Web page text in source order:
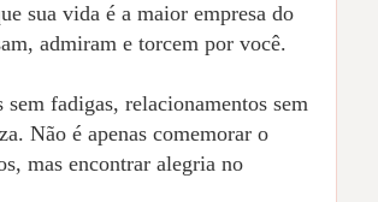
sua vida é a maior empresa do
admiram e torcem por você.
fadigas, relacionamentos sem
Não é apenas comemorar o
mas encontrar alegria no